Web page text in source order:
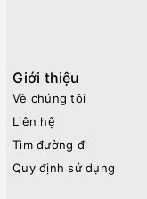
Giới thiệu
Về chúng tôi
Liên hệ
Tìm đường đi
Quy định sử dụng